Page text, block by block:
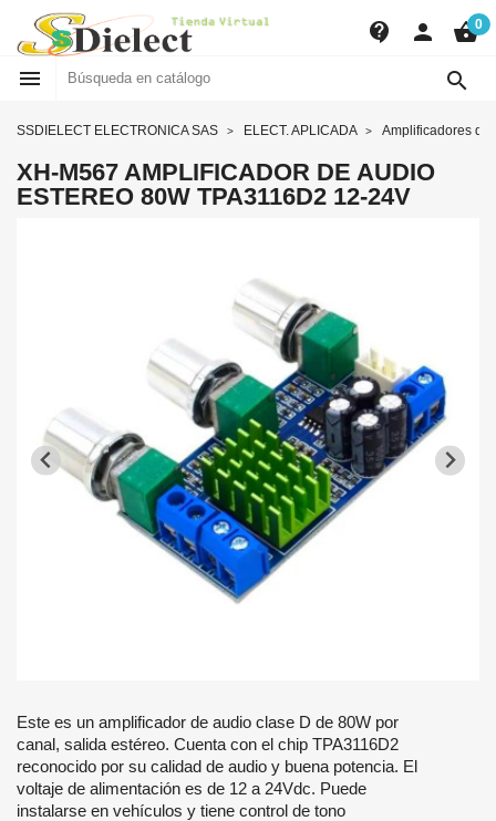
contact_support person shopping_basket0
 
SSDIELECT ELECTRONICA SAS ELECT. APLICADA Amplificadores de
XH-M567 AMPLIFICADOR DE AUDIO
ESTEREO 80W TPA3116D2 12-24V
Este es un amplificador de audio clase D de 80W por
canal, salida estéreo. Cuenta con el chip TPA3116D2
reconocido por su calidad de audio y buena potencia. El
voltaje de alimentación es de 12 a 24Vdc. Puede
instalarse en vehículos y tiene control de tono